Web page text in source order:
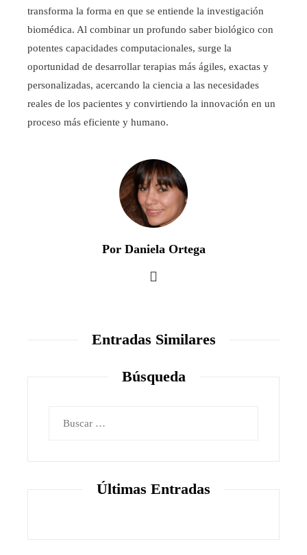
transforma la forma en que se entiende la investigación
biomédica. Al combinar un profundo saber biológico con
potentes capacidades computacionales, surge la
oportunidad de desarrollar terapias más ágiles, exactas y
personalizadas, acercando la ciencia a las necesidades
reales de los pacientes y convirtiendo la innovación en un
proceso más eficiente y humano.
Por Daniela Ortega
Entradas Similares
Búsqueda
Últimas Entradas